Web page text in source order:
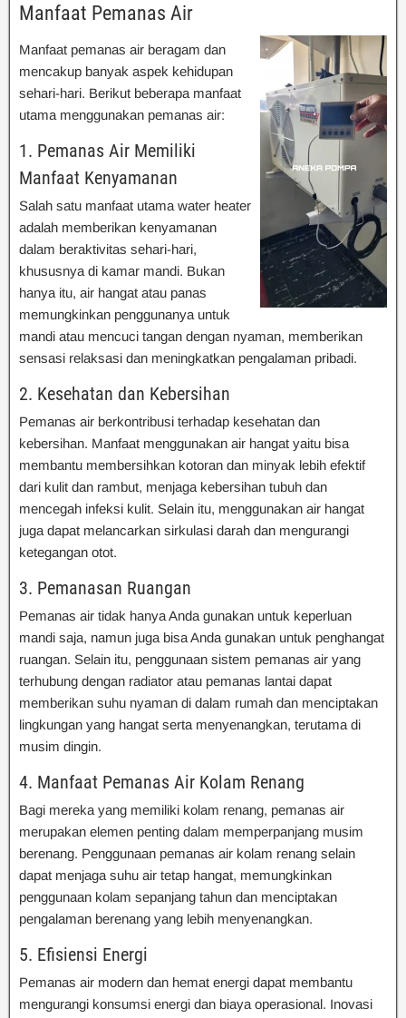
Manfaat Pemanas Air
Manfaat pemanas air beragam dan
mencakup banyak aspek kehidupan
sehari-hari. Berikut beberapa manfaat
utama menggunakan pemanas air:
1. Pemanas Air Memiliki
Manfaat Kenyamanan
Salah satu manfaat utama water heater
adalah memberikan kenyamanan
dalam beraktivitas sehari-hari,
khususnya di kamar mandi. Bukan
hanya itu, air hangat atau panas
memungkinkan penggunanya untuk
mandi atau mencuci tangan dengan nyaman, memberikan
sensasi relaksasi dan meningkatkan pengalaman pribadi.
2. Kesehatan dan Kebersihan
Pemanas air berkontribusi terhadap kesehatan dan
kebersihan. Manfaat menggunakan air hangat yaitu bisa
membantu membersihkan kotoran dan minyak lebih efektif
dari kulit dan rambut, menjaga kebersihan tubuh dan
mencegah infeksi kulit. Selain itu, menggunakan air hangat
juga dapat melancarkan sirkulasi darah dan mengurangi
ketegangan otot.
3. Pemanasan Ruangan
Pemanas air tidak hanya Anda gunakan untuk keperluan
mandi saja, namun juga bisa Anda gunakan untuk penghangat
ruangan. Selain itu, penggunaan sistem pemanas air yang
terhubung dengan radiator atau pemanas lantai dapat
memberikan suhu nyaman di dalam rumah dan menciptakan
lingkungan yang hangat serta menyenangkan, terutama di
musim dingin.
4. Manfaat Pemanas Air Kolam Renang
Bagi mereka yang memiliki kolam renang, pemanas air
merupakan elemen penting dalam memperpanjang musim
berenang. Penggunaan pemanas air kolam renang selain
dapat menjaga suhu air tetap hangat, memungkinkan
penggunaan kolam sepanjang tahun dan menciptakan
pengalaman berenang yang lebih menyenangkan.
5. Efisiensi Energi
Pemanas air modern dan hemat energi dapat membantu
mengurangi konsumsi energi dan biaya operasional. Inovasi